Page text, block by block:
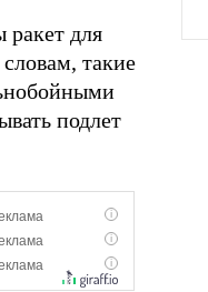
ракет для
такие
подлет